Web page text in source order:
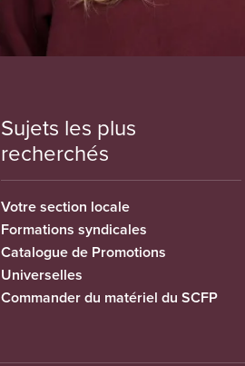
Sujets les plus
recherchés
Votre section locale
Formations syndicales
Catalogue de Promotions
Universelles
Commander du matériel du SCFP